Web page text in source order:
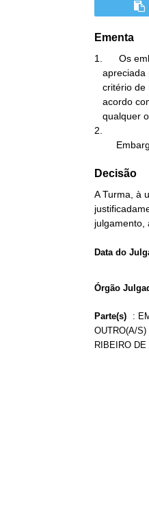
Ementa
1.      Os
2.
Decisão
A Turma, à
julgamento,
Data do
Órgão
Parte(s) :
OUTRO(A/
RIBEIRO